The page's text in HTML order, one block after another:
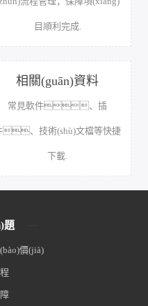
服務(wù)流程
(zhǔn)流程管理，保障項(xiàng)
目順利完成.
相關(guān)資料